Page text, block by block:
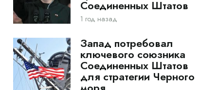
Соединенных Штатов
1 год назад
Запад потребовал
ключевого союзника
Соединенных Штатов
для стратегии Черного